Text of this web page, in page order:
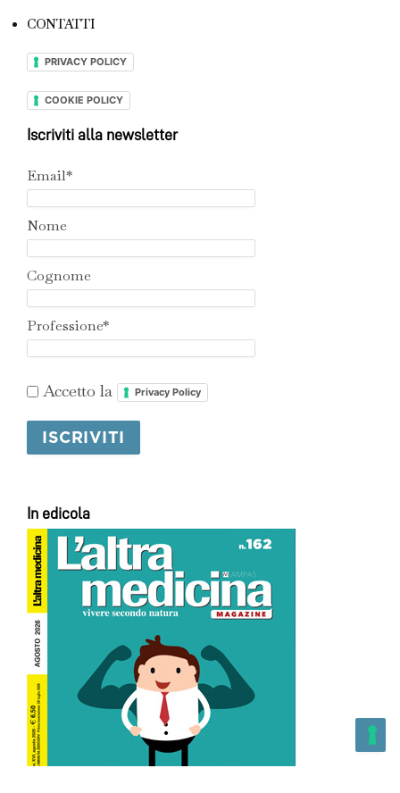
CONTATTI
PRIVACY POLICY
COOKIE POLICY
Iscriviti alla newsletter
Email*
Nome
Cognome
Professione*
Accetto la Privacy Policy
In edicola